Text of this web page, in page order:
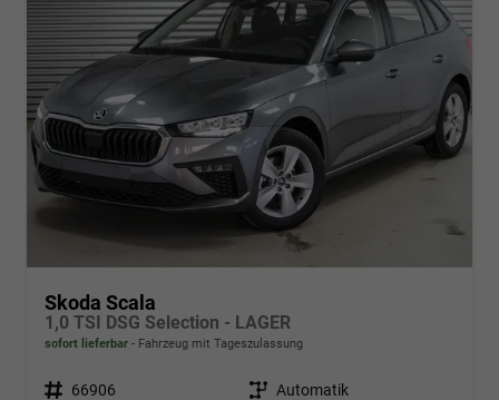
Skoda Scala
1,0 TSI DSG Selection - LAGER
sofort lieferbar Fahrzeug mit Tageszulassung
Fahrzeugnr. 66906 Getriebe Automatik